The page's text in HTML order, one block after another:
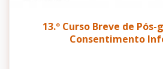
13.º Curso Breve de
Consentimento